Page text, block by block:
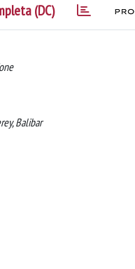
(DC)
Balibar